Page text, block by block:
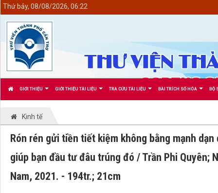
GIỚI THIỆU GIỚI THIỆU TÀI LIỆU TRA CỨU TÀI LIỆU BÀI TRÍCH SỐ HÓA BỘ
Thứ bảy, 08/08/2026, 06:22
Kinh tế
Rón rén gửi tiền tiết kiệm không bằng mạnh
giúp bạn đầu tư đâu trúng đó / Trần Phi Quyên;
Nam, 2021. - 194tr.; 21cm
<